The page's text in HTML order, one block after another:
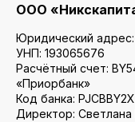
ООО
Юридический адрес:
УНП: 193065676
Расчётный счет:
«Приорбанк»
Код банка: PJCBBY2X
Директор: Светлана